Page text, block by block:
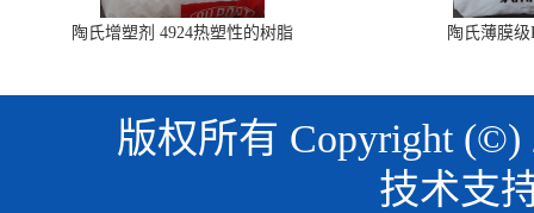
陶氏增塑剂 4924热塑性的树脂 陶氏薄膜级
版权所有 Copyright
技术支